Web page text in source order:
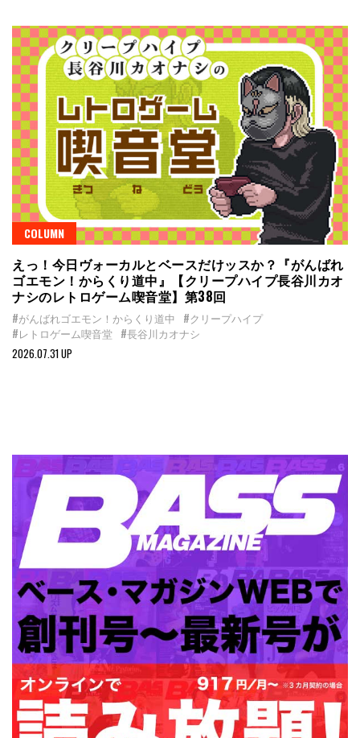
COLUMN
えっ！今日ヴォーカルとベースだけッスか？『がんばれ
ゴエモン！からくり道中』【クリープハイプ長谷川カオ
ナシのレトロゲーム喫音堂】第38回
#がんばれゴエモン！からくり道中 #クリープハイプ
#レトロゲーム喫音堂 #長谷川カオナシ
2026.07.31 UP